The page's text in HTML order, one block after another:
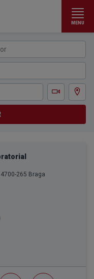
MENU
Teleconsulta
Ver
265 Braga